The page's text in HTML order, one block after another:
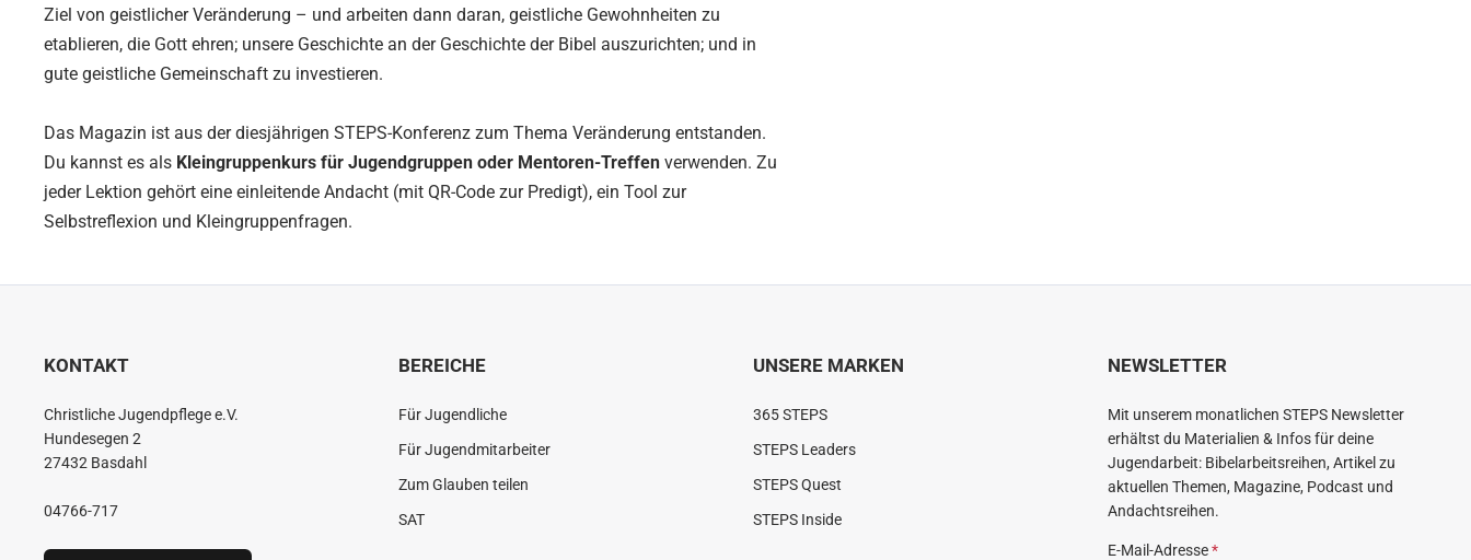
Ziel von geistlicher Veränderung – und arbeiten dann daran, geistliche Gewohnheiten zu
etablieren, die Gott ehren; unsere Geschichte an der Geschichte der Bibel auszurichten; und in
gute geistliche Gemeinschaft zu investieren.
Das Magazin ist aus der diesjährigen STEPS-Konferenz zum Thema Veränderung entstanden.
Du kannst es als Kleingruppenkurs für Jugendgruppen oder Mentoren-Treffen verwenden. Zu
jeder Lektion gehört eine einleitende Andacht (mit QR-Code zur Predigt), ein Tool zur
Selbstreflexion und Kleingruppenfragen.
KONTAKT
Christliche Jugendpflege e.V.
Hundesegen 2
27432 Basdahl
04766-717
BEREICHE
Für Jugendliche
Für Jugendmitarbeiter
Zum Glauben teilen
SAT
UNSERE MARKEN
365 STEPS
STEPS Leaders
STEPS Quest
STEPS Inside
NEWSLETTER
Mit unserem monatlichen STEPS Newsletter
erhältst du Materialien & Infos für deine
Jugendarbeit: Bibelarbeitsreihen, Artikel zu
aktuellen Themen, Magazine, Podcast und
Andachtsreihen.
E-Mail-Adresse*